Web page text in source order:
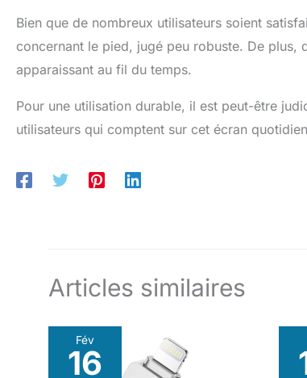
Bien que de nombreux utilisateurs soient
concernant le pied, jugé peu robuste. De
apparaissant au fil du temps.
Pour une utilisation durable, il est peut-être
utilisateurs qui comptent sur cet écran
Articles similaires
Fév
16